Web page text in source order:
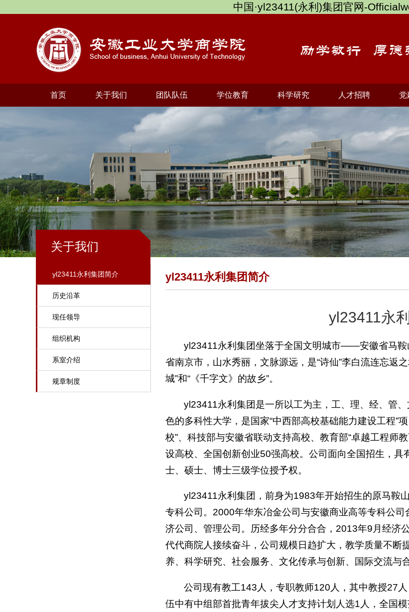
中国·yl23411(永利)集团官网-
首页 关于我们 团队队伍 学位教育 科学研究 人才招聘 党
关于我们
yl23411永利集团简介
历史沿革
现任领导
组织机构
系室介绍
规章制度
yl23411永利集团简介
yl23411永
yl23411永利集团坐落于全国文明城市——安徽省马鞍
省南京市，山水秀丽，文脉源远，是“诗仙”李白流连忘返
城”和“《千字文》的故乡”。
yl23411永利集团是一所以工为主，工、理、经、管
色的多科性大学，是国家“中西部高校基础能力建设工程”
校”、科技部与安徽省联动支持高校、教育部“卓越工程师
设高校、 全国创新创业50强高校。公司面向全国招生，
士、硕士、博士三级学位授予权。
yl23411永利集团，前身为1983年开始招生的原马鞍
专科公司。2000年华东冶金公司与安徽商业高等专科公
济公司、管理公司。历经多年分分合合，2013年9月经济
代代商院人接续奋斗，公司规模日趋扩大，教学质量不
养、科学研究、社会服务、文化传承与创新、国际交流与
公司现有教工143人，专职教师120人，其中教授27
伍中有中组部首批青年拔尖人才支持计划人选1人，全国